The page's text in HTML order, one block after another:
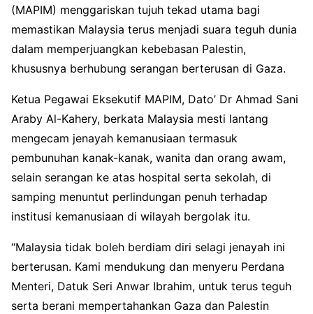
(MAPIM) menggariskan tujuh tekad utama bagi
memastikan Malaysia terus menjadi suara teguh dunia
dalam memperjuangkan kebebasan Palestin,
khususnya berhubung serangan berterusan di Gaza.
Ketua Pegawai Eksekutif MAPIM, Dato’ Dr Ahmad Sani
Araby Al-Kahery, berkata Malaysia mesti lantang
mengecam jenayah kemanusiaan termasuk
pembunuhan kanak-kanak, wanita dan orang awam,
selain serangan ke atas hospital serta sekolah, di
samping menuntut perlindungan penuh terhadap
institusi kemanusiaan di wilayah bergolak itu.
“Malaysia tidak boleh berdiam diri selagi jenayah ini
berterusan. Kami mendukung dan menyeru Perdana
Menteri, Datuk Seri Anwar Ibrahim, untuk terus teguh
serta berani mempertahankan Gaza dan Palestin